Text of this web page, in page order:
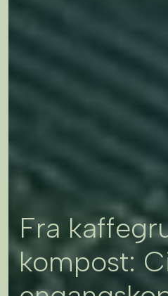
Fra
kompost: